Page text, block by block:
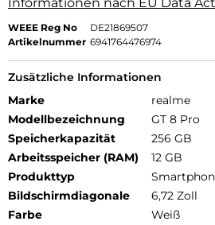
WEEE Reg No
DE21869507
Artikelnummer 6941764476974
Zusätzliche Informationen
Marke
realme
Modellbezeichnung
GT 8 Pro
Speicherkapazität
256 GB
Arbeitsspeicher (RAM)
12 GB
Produkttyp
Bildschirmdiagonale
6,72 Zoll
Farbe
Weiß